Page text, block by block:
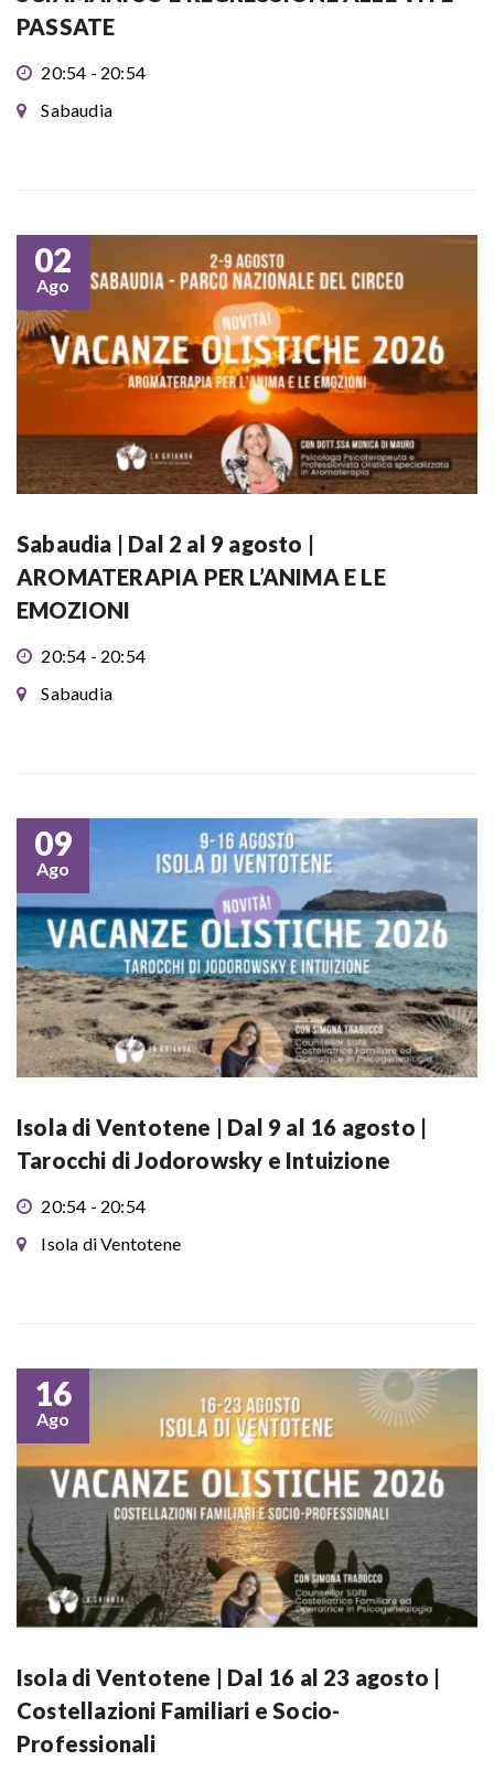
PASSATE
20:54 - 20:54
Sabaudia
02
Ago
Sabaudia | Dal 2 al 9 agosto |
AROMATERAPIA PER L’ANIMA E LE
EMOZIONI
20:54 - 20:54
Sabaudia
09
Ago
Isola di Ventotene | Dal 9 al 16 agosto |
Tarocchi di Jodorowsky e Intuizione
20:54 - 20:54
Isola di Ventotene
16
Ago
Isola di Ventotene | Dal 16 al 23 agosto |
Costellazioni Familiari e Socio-
Professionali